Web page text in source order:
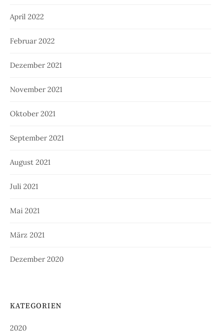
April 2022
Februar 2022
Dezember 2021
November 2021
Oktober 2021
September 2021
August 2021
Juli 2021
Mai 2021
März 2021
Dezember 2020
KATEGORIEN
2020